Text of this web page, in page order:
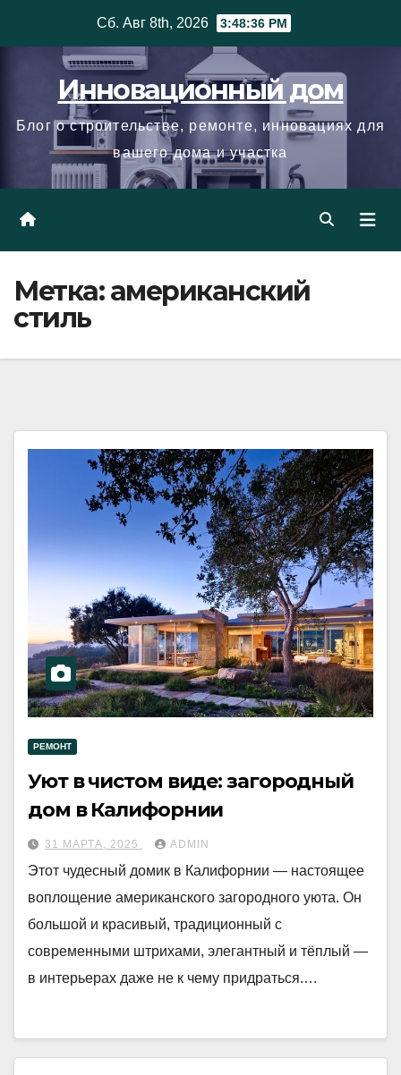
Сб. Авг 8th, 2026 3:48:37 PM
Инновационный дом
Блог о строительстве, ремонте, инновациях для
вашего дома и участка
Метка:американский
стиль
РЕМОНТ
Уют в чистом виде: загородный
дом в Калифорнии
31 МАРТА, 2025 ADMIN
Этот чудесный домик в Калифорнии — настоящее
воплощение американского загородного уюта. Он
большой и красивый, традиционный с
современными штрихами, элегантный и тёплый —
в интерьерах даже не к чему придраться.…